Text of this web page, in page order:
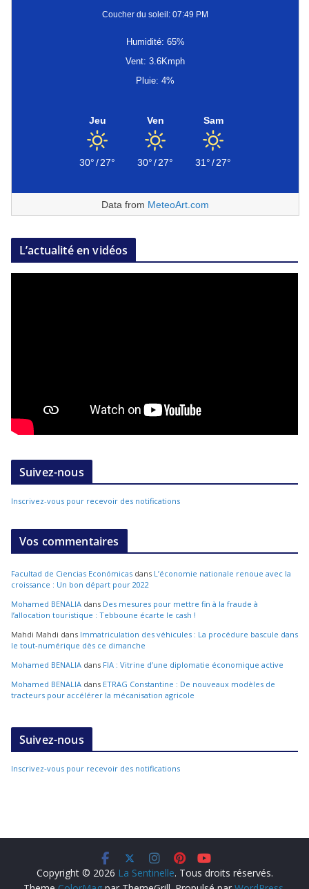
Coucher du soleil: 07:49 PM
Humidité: 65%
Vent: 3.6Kmph
Pluie: 4%
Jeu
30°/27°
Ven
30°/27°
Sam
31°/27°
Data from MeteoArt.com
L’actualité en vidéos
Suivez-nous
Inscrivez-vous pour recevoir des notifications
Vos commentaires
Facultad de Ciencias Económicas dans L’économie nationale renoue avec la
croissance : Un bon départ pour 2022
Mohamed BENALIA dans Des mesures pour mettre fin à la fraude à
l’allocation touristique : Tebboune écarte le cash !
Mahdi Mahdi dans Immatriculation des véhicules : La procédure bascule dans
le tout-numérique dès ce dimanche
Mohamed BENALIA dans FIA : Vitrine d’une diplomatie économique active
Mohamed BENALIA dans ETRAG Constantine : De nouveaux modèles de
tracteurs pour accélérer la mécanisation agricole
Suivez-nous
Inscrivez-vous pour recevoir des notifications
Copyright © 2026 La Sentinelle. Tous droits réservés.